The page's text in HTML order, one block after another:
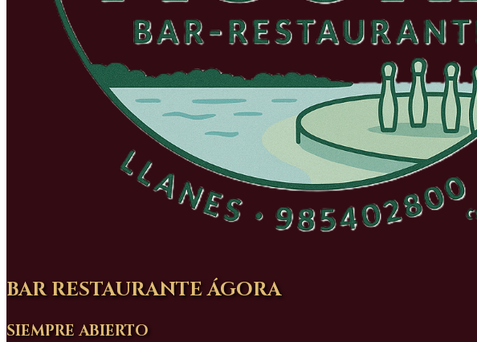
BAR RESTAURANTE ÁGORA
SIEMPRE ABIERTO